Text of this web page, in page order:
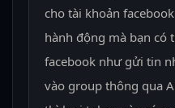
cho tài khoản
hành động mà bạn có
facebook như gửi tin
vào group thông qua